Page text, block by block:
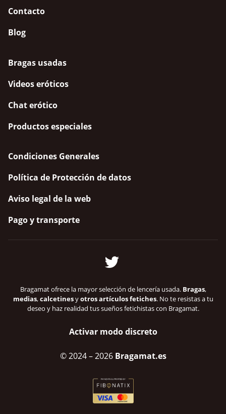
Contacto
Blog
Bragas usadas
Videos eróticos
Chat erótico
Productos especiales
Condiciones Generales
Política de Protección de datos
Aviso legal de la web
Pago y transporte
Bragamat ofrece la mayor selección de lencería usada. Bragas,
medias,calcetinesyotros artículos fetiches. No te resistas a tu
deseo y haz realidad tus sueños fetichistas con Bragamat.
Activar modo discreto
© 2024– 2026 Bragamat.es